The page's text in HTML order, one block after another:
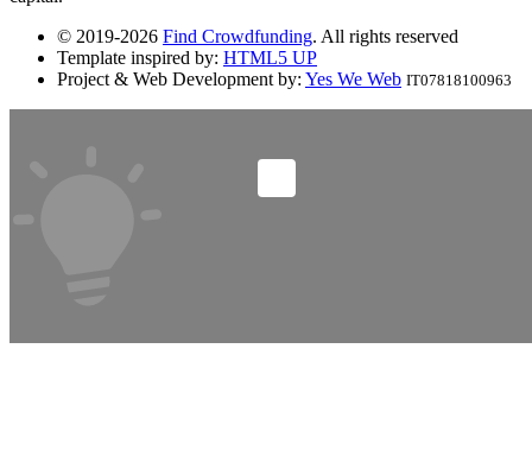
© 2019-2026 Find Crowdfunding. All rights reserved
Template inspired by: HTML5 UP
Project & Web Development by: Yes We Web IT07818100963